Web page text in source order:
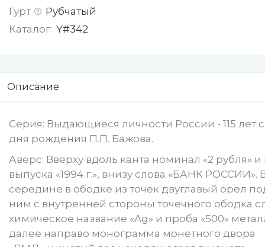
Гурт
Рубчатый
Каталог: Y#342
Описание
Серия: Выдающиеся личности России - 115 лет
дня рождения П.П. Бажова.
Аверс: Вверху вдоль канта номинал «2 рубля» и
выпуска «1994 г.», внизу слова «БАНК РОССИИ».
середине в ободке из точек двуглавый орел
ним с внутренней стороны точечного ободка
химическое название «Ag» и проба «500»
далее направо монограмма монетного двора